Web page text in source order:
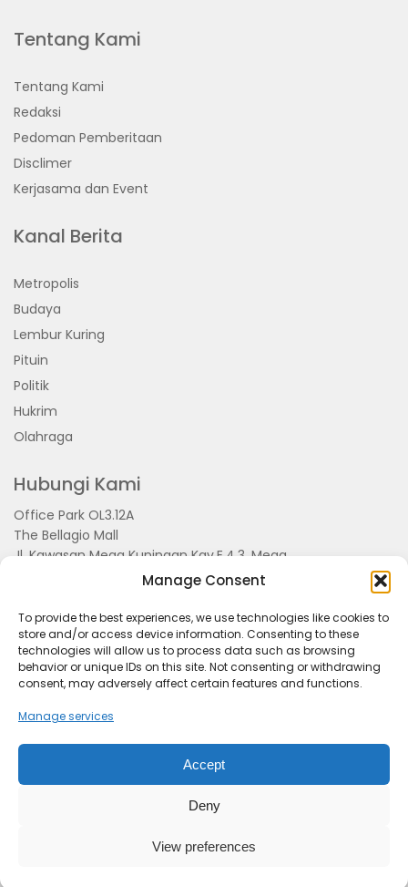
Manage Consent
To provide the best experiences, we use technologies like cookies to
store and/or access device information. Consenting to these
technologies will allow us to process data such as browsing
behavior or unique IDs on this site. Not consenting or withdrawing
consent, may adversely affect certain features and functions.
Manage services
Accept
Deny
View preferences
Tentang Kami
Tentang Kami
Redaksi
Pedoman Pemberitaan
Disclimer
Kerjasama dan Event
Kanal Berita
Metropolis
Budaya
Lembur Kuring
Pituin
Politik
Hukrim
Olahraga
Hubungi Kami
Office Park OL3.12A
The Bellagio Mall
Jl. Kawasan Mega Kuningan Kav.E.4.3, Mega
Kuningan, Kel. Kuningan Timur,
Kec.Setiabudi, Jakarta Selatan 15810
Kerjasama dan Event
Indonesia